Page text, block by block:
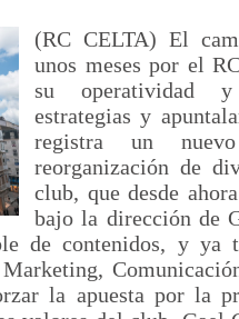
(RC CELTA) El
unos meses por el
su operatividad
estrategias y
registra un
reorganización de
club, que desde
bajo la dirección de
de contenidos, y ya
Marketing,
la apuesta por la